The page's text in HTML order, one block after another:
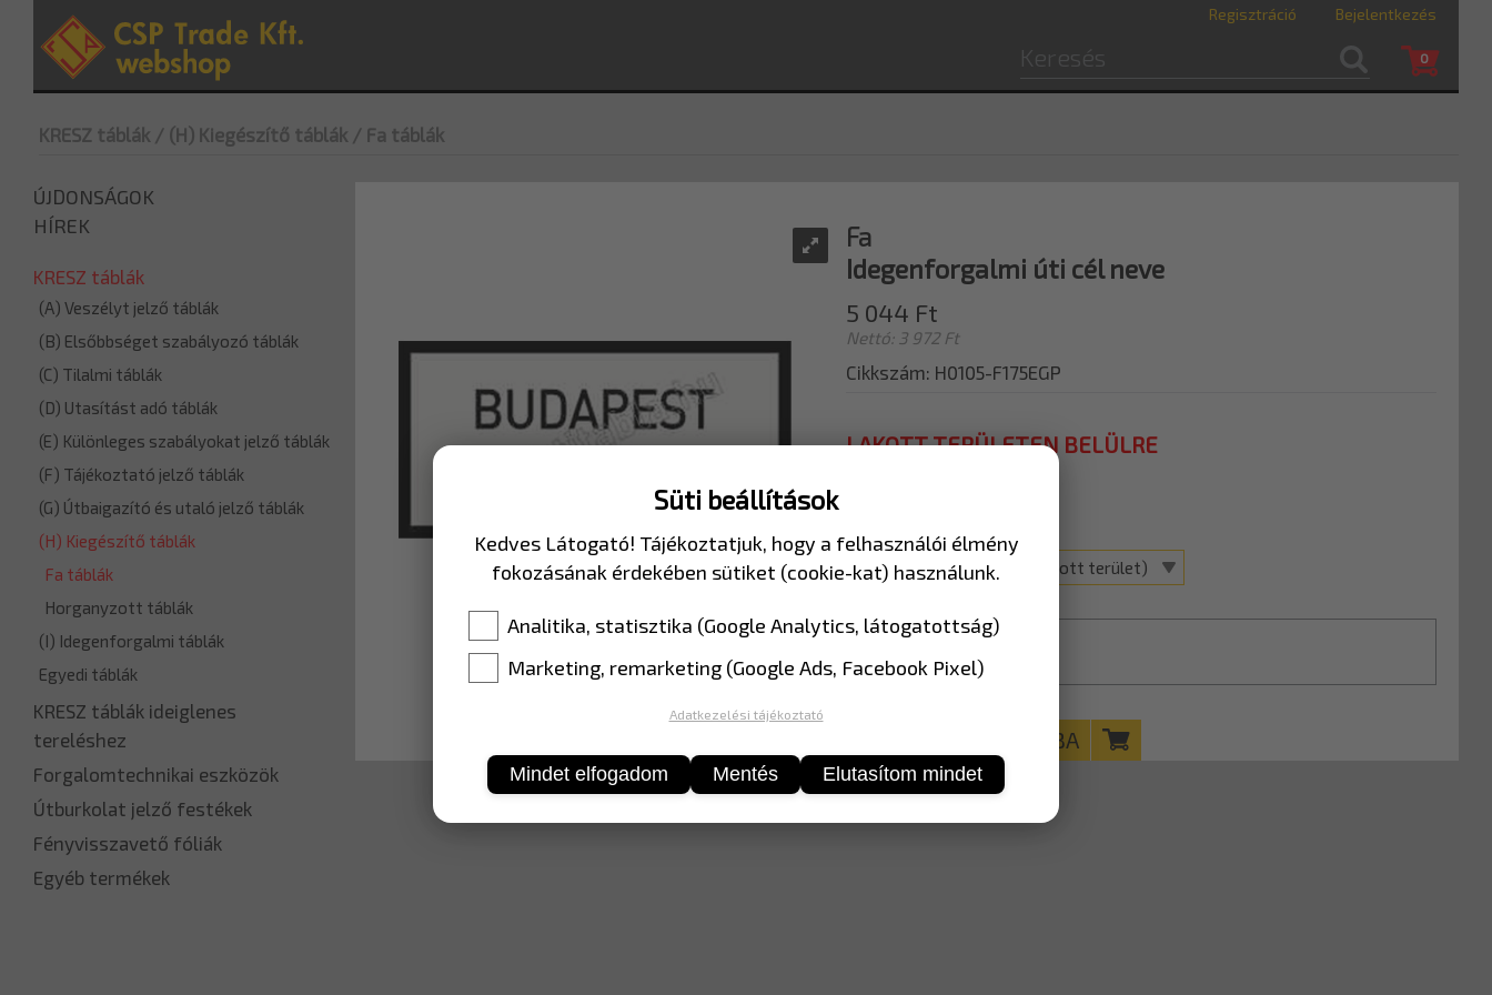
Regisztráció Bejelentkezés
0
KRESZ táblák / (H) Kiegészítő táblák / Fa táblák
Fa
Idegenforgalmi úti cél neve
5 044 Ft
Nettó: 3 972 Ft
Cikkszám: H0105-F175EGP
LAKOTT TERÜLETEN BELÜLRE
SZÍN EGP fóliával (Lakott terület)
KOSÁRBA
ÚJDONSÁGOK
HÍREK
KRESZ táblák
(A) Veszélyt jelző táblák
(B) Elsőbbséget szabályozó táblák
(C) Tilalmi táblák
(D) Utasítást adó táblák
(E) Különleges szabályokat jelző táblák
(F) Tájékoztató jelző táblák
(G) Útbaigazító és utaló jelző táblák
(H) Kiegészítő táblák
Fa táblák
Horganyzott táblák
(I) Idegenforgalmi táblák
Egyedi táblák
KRESZ táblák ideiglenes
tereléshez
Forgalomtechnikai eszközök
Útburkolat jelző festékek
Fényvisszavető fóliák
Egyéb termékek
Süti beállítások
Kedves Látogató! Tájékoztatjuk, hogy a felhasználói élmény
fokozásának érdekében sütiket (cookie-kat) használunk.
Analitika, statisztika (Google Analytics, látogatottság)
Marketing, remarketing (Google Ads, Facebook Pixel)
Adatkezelési tájékoztató
Mindet elfogadom Mentés Elutasítom mindet